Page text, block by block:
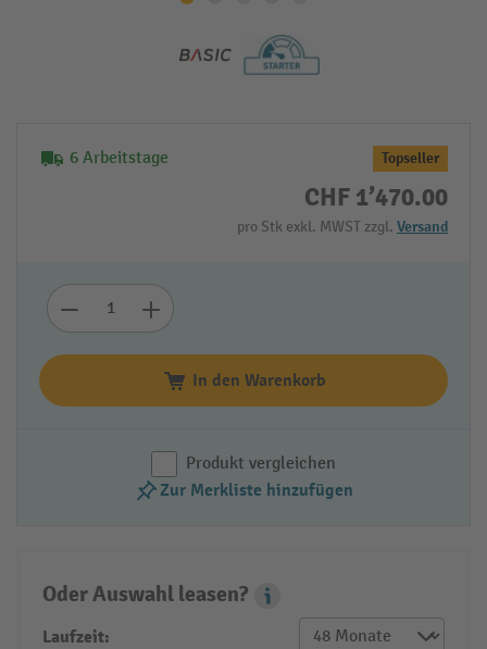
6 Arbeitstage Topseller
CHF 1’470.00
pro Stk exkl. MWST zzgl. Versand
In den Warenkorb
Produkt vergleichen
Zur Merkliste hinzufügen
Oder Auswahl leasen?
Leasing Popover
Laufzeit: